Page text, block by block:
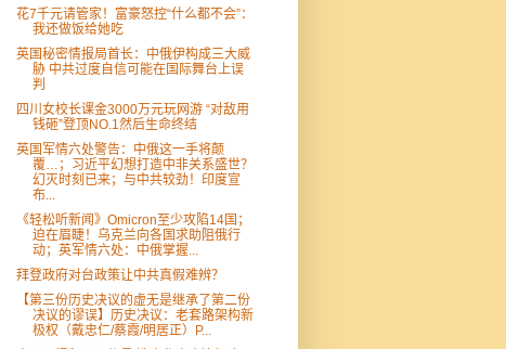
花7千元请管家！富豪怒控“什么都不会”：
我还做饭给她吃
英国秘密情报局首长：中俄伊构成三大威
胁 中共过度自信可能在国际舞台上误
判
四川女校长课金3000万元玩网游 “对敌用
钱砸”登顶NO.1然后生命终结
英国军情六处警告：中俄这一手将颠
覆…；习近平幻想打造中非关系盛世？
幻灭时刻已来；与中共较劲！印度宣
布...
《轻松听新闻》Omicron至少攻陷14国；
迫在眉睫！乌克兰向各国求助阻俄行
动；英军情六处：中俄掌握...
拜登政府对台政策让中共真假难辨？
【第三份历史决议的虚无是继承了第二份
决议的谬误】历史决议：老套路架构新
极权（戴忠仁/蔡霞/明居正）P...